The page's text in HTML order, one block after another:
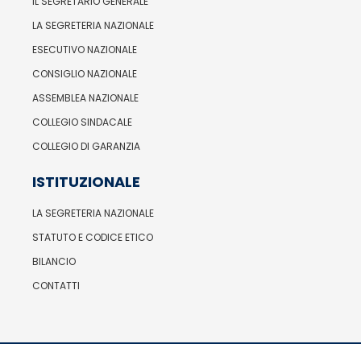
LA SEGRETERIA NAZIONALE
ESECUTIVO NAZIONALE
CONSIGLIO NAZIONALE
ASSEMBLEA NAZIONALE
COLLEGIO SINDACALE
COLLEGIO DI GARANZIA
ISTITUZIONALE
LA SEGRETERIA NAZIONALE
STATUTO E CODICE ETICO
BILANCIO
CONTATTI